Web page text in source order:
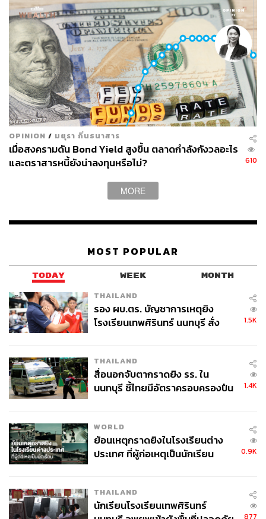
50
ABOUT THE AUTHOR
ศนิชา ละครพล
THE STANDARD WEALTH Editor
OPINION / มยุรา ถิ่นธนาสาร
เมื่อสงครามดัน Bond Yield สูงขึ้น ตลาดกำลังกังวลอะไร
และตราสารหนี้ยังน่าลงทุนหรือไม่?
610
MORE
MOST POPULAR
TODAY WEEK MONTH
THAILAND
รอง ผบ.ตร. บัญชาการเหตุยิง
โรงเรียนเทพศิรินทร์ นนทบุรี สั่ง
1.5K
THAILAND
สื่อนอกจับตากราดยิง รร. ใน
นนทบุรี ชี้ไทยมีอัตราครอบครองปืน
1.4K
WORLD
ย้อนเหตุกราดยิงในโรงเรียนต่าง
ประเทศ ที่ผู้ก่อเหตุเป็นนักเรียน
0.9K
THAILAND
นักเรียนโรงเรียนเทพศิรินทร์
877